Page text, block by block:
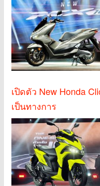
เปิดตัว New Honda
เป็นทางการ